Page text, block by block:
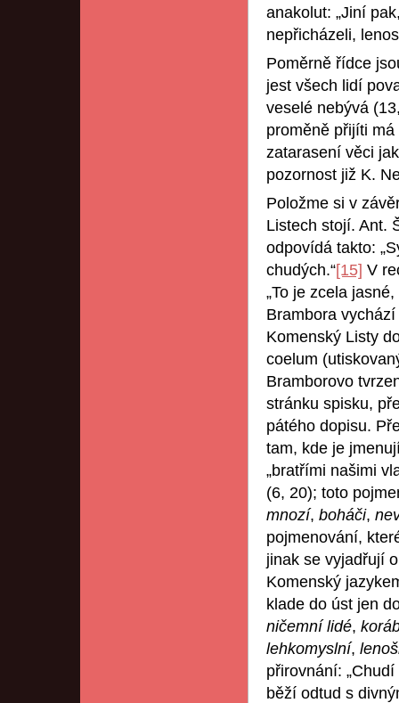
anakolut: „Jiní
nepřicházeli,
Poměrně řídce
jest všech lidí
veselé nebývá
proměně přijíti
zatarasení věci
pozornost již K.
Položme si v
Listech stojí. Ant.
odpovídá takto:
chudých.“[15] V
„To je zcela
Brambora
Komenský Listy
coelum
Bramborovo
stránku spisku,
pátého dopisu.
tam, kde je
„bratřími našimi
(6, 20); toto
mnozí, boháči,
pojmenování,
jinak se vyjadřují
Komenský
klade do úst jen
ničemní lidé,
lehkomyslní,
přirovnání:
běží odtud s